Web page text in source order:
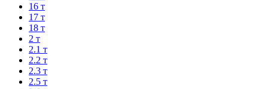
16 т
17 т
18 т
2 т
2.1 т
2.2 т
2.3 т
2.5 т